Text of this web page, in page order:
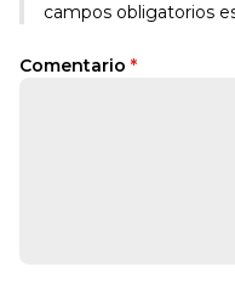
campos obligatorios
Comentario *